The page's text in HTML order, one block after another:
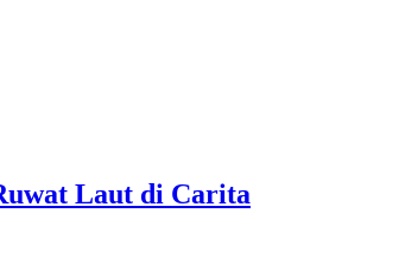
Laut di Carita